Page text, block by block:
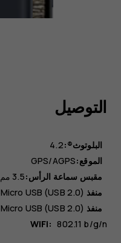
التوصيل
البلوتوث®:4.2
الموقع:GPS/AGPS
مقبس سماعة الرأس:3.5 مم
منفذ USB: Micro USB (USB 2.0)
منفذ USB: Micro USB (USB 2.0)
WiFi: 802.11 b/g/n